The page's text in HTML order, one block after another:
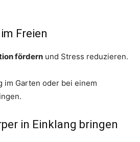
Freien
fördern und Stress reduzieren.
im Garten oder bei einem
in Einklang bringen